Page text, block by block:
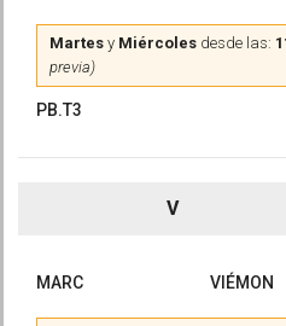
Martes y Miércoles desde las:
previa)
PB.T3
V
MARC VIÉMON